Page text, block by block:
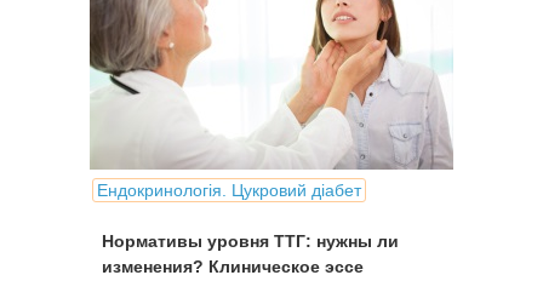
Ендокринологія. Цукровий діабет
Нормативы уровня ТТГ: нужны ли
изменения? Клиническое эссе